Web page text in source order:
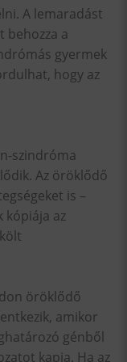
A lemaradást
behozza a
gyermek
hogy az
szindróma
Az öröklődő
is –
kópiája az
öröklődő
amikor
génből
kapja. Ha az